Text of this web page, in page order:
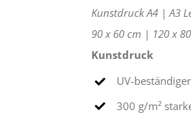
KunstdruckA4 |A3
90 x 60 cm | 120 x
Kunstdruck
UV-
300 g/m²